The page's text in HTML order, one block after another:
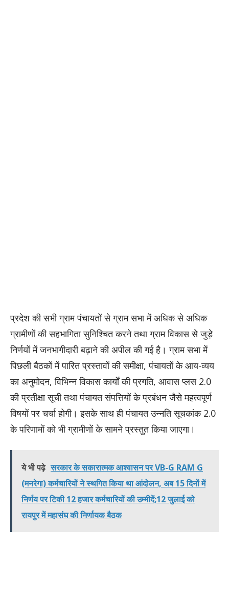
प्रदेश की सभी ग्राम पंचायतों से ग्राम सभा में अधिक से अधिक
ग्रामीणों की सहभागिता सुनिश्चित करने तथा ग्राम विकास से जुड़े
निर्णयों में जनभागीदारी बढ़ाने की अपील की गई है। ग्राम सभा में
पिछली बैठकों में पारित प्रस्तावों की समीक्षा, पंचायतों के आय-व्यय
का अनुमोदन, विभिन्न विकास कार्यों की प्रगति, आवास प्लस 2.0
की प्रतीक्षा सूची तथा पंचायत संपत्तियों के प्रबंधन जैसे महत्वपूर्ण
विषयों पर चर्चा होगी। इसके साथ ही पंचायत उन्नति सूचकांक 2.0
के परिणामों को भी ग्रामीणों के सामने प्रस्तुत किया जाएगा।
ये भी पढ़े सरकार के सकारात्मक आश्वासन पर VB-G RAM G
(मनरेगा) कर्मचारियों ने स्थगित किया था आंदोलन, अब 15 दिनों में
निर्णय पर टिकी 12 हजार कर्मचारियों की उम्मीदें;12 जुलाई को
रायपुर में महासंघ की निर्णायक बैठक